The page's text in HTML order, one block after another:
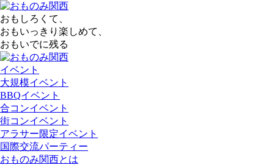
おもしろくて、
おもいっきり楽しめて、
おもいでに残る
イベント
大規模イベント
BBQイベント
合コンイベント
街コンイベント
アラサー限定イベント
国際交流パーティー
おものみ関西とは